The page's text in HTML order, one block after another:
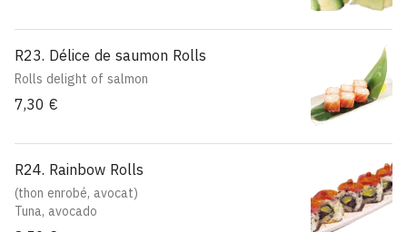
R23. Délice de saumon Rolls
Rolls delight of salmon
7,30 €
R24. Rainbow Rolls
(thon enrobé, avocat)
Tuna, avocado